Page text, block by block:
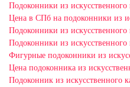
Подоконники из искусственного
Цена в СПб на подоконники из
Подоконники из искусственного
Подоконники из
Фигурные подоконники из
Цена подоконника из
Подоконник из искусственного